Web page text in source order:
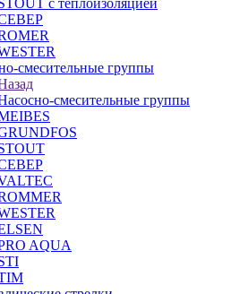
с теплоизоляцией
смесительные группы
смесительные группы
AQUA